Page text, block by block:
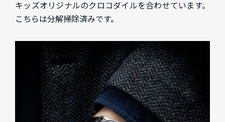
キッズオリジナルのクロコダイルを合わせています。
こちらは分解掃除済みです。